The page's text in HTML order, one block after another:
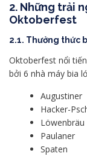
2. Những trải
Oktoberfest
2.1. Thưởng thức
Oktoberfest nổi
bởi 6 nhà máy bia
Augustiner
Hacker-
Löwenbräu
Paulaner
Spaten